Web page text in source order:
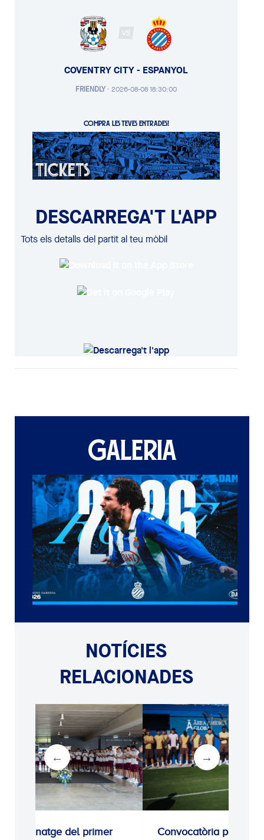
VS
COVENTRY CITY - ESPANYOL
FRIENDLY· 2026-08-08 18:30:00
COMPRA LES TEVES ENTRADES!
DESCARREGA'T L'APP
Tots els detalls del partit al teu mòbil
GALERIA
NOTÍCIES
RELACIONADES
Homenatge del primer
Convocatòria per al